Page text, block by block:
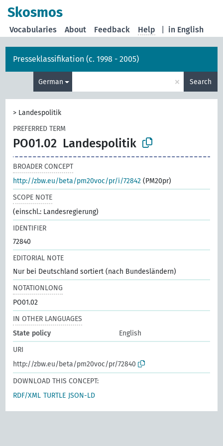
Skosmos
in English
Vocabularies About Feedback Help
Presseklassifikation (c. 1998 - 2005)
German × Search
> Landespolitik
PREFERRED TERM
PO01.02 Landespolitik
BROADER CONCEPT
http://zbw.eu/beta/pm20voc/pr/i/72842 (PM20pr)
SCOPE NOTE
(einschl.: Landesregierung)
IDENTIFIER
72840
EDITORIAL NOTE
Nur bei Deutschland sortiert (nach Bundesländern)
NOTATIONLONG
PO01.02
IN OTHER LANGUAGES
State policy
English
URI
http://zbw.eu/beta/pm20voc/pr/72840
DOWNLOAD THIS CONCEPT:
RDF/XML TURTLE JSON-LD